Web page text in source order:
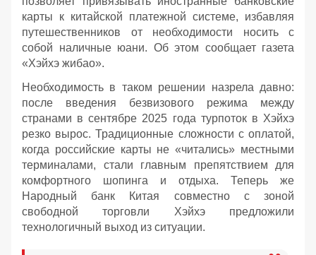
карты к китайской платежной системе, избавляя
путешественников от необходимости носить с
собой наличные юани. Об этом сообщает газета
«Хэйхэ жибао».
Необходимость в таком решении назрела давно:
после введения безвизового режима между
странами в сентябре 2025 года турпоток в Хэйхэ
резко вырос. Традиционные сложности с оплатой,
когда российские карты не «читались» местными
терминалами, стали главным препятствием для
комфортного шопинга и отдыха. Теперь же
Народный банк Китая совместно с зоной
свободной торговли Хэйхэ предложили
технологичный выход из ситуации.